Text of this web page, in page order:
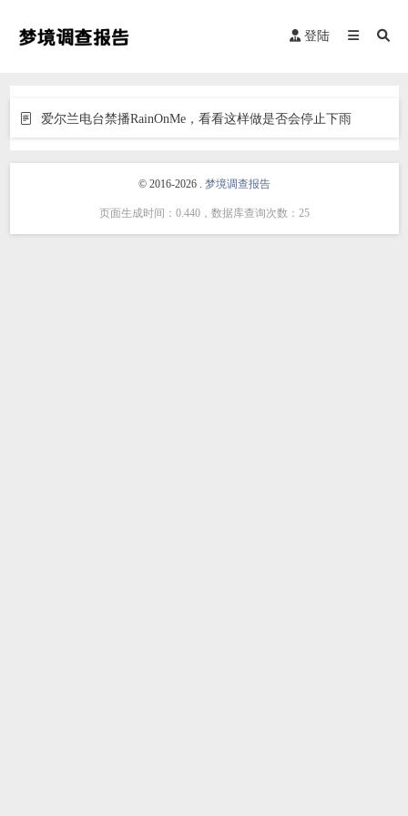
登陆
爱尔兰电台禁播RainOnMe，看看这样做是否会停止下雨
© 2016-2026 . 梦境调查报告
页面生成时间：0.440，数据库查询次数：25